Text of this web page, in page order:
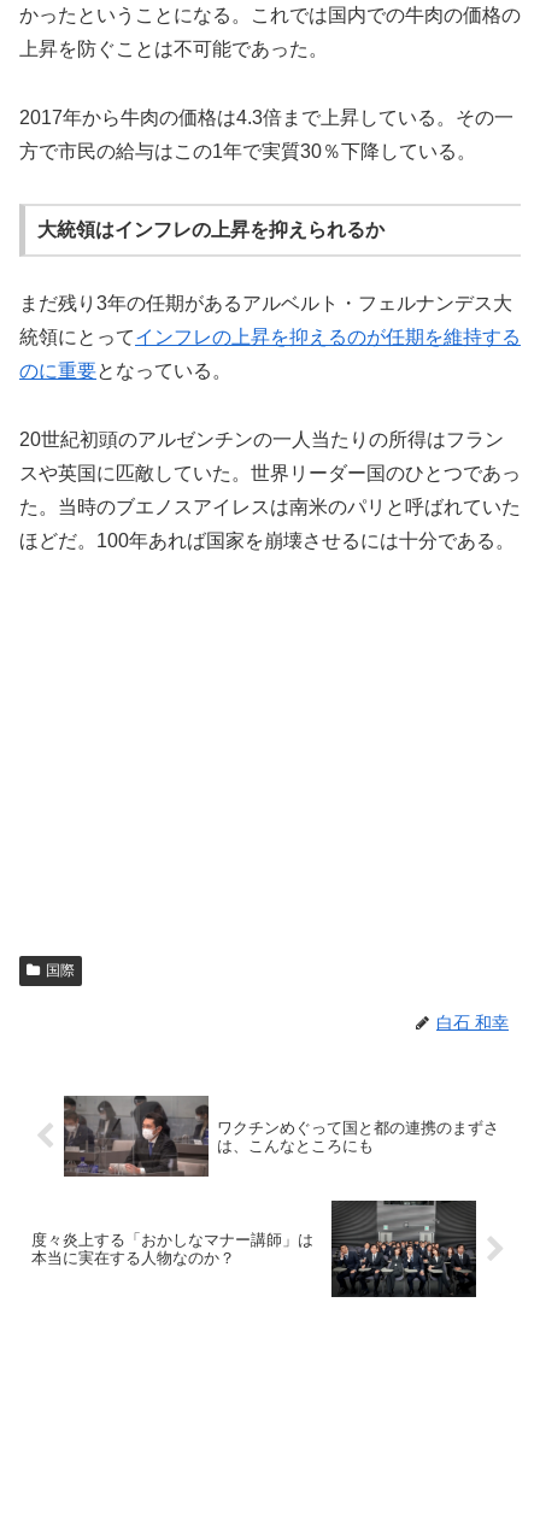
かったということになる。これでは国内での牛肉の価格の
上昇を防ぐことは不可能であった。
2017年から牛肉の価格は4.3倍まで上昇している。その一
方で市民の給与はこの1年で実質30％下降している。
大統領はインフレの上昇を抑えられるか
まだ残り3年の任期があるアルベルト・フェルナンデス大
統領にとってインフレの上昇を抑えるのが任期を維持する
のに重要となっている。
20世紀初頭のアルゼンチンの一人当たりの所得はフラン
スや英国に匹敵していた。世界リーダー国のひとつであっ
た。当時のブエノスアイレスは南米のパリと呼ばれていた
ほどだ。100年あれば国家を崩壊させるには十分である。
国際
白石 和幸
ワクチンめぐって国と都の連携のまずさ
は、こんなところにも
度々炎上する「おかしなマナー講師」は
本当に実在する人物なのか？